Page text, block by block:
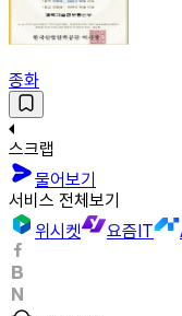
종화
스크랩
물어보기
서비스 전체보기
위시켓
요즘IT